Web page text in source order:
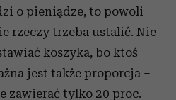
o pieniądze, to powoli
rzeczy trzeba ustalić. Nie
koszyka, bo ktoś
jest także proporcja –
zawierać tylko 20 proc.